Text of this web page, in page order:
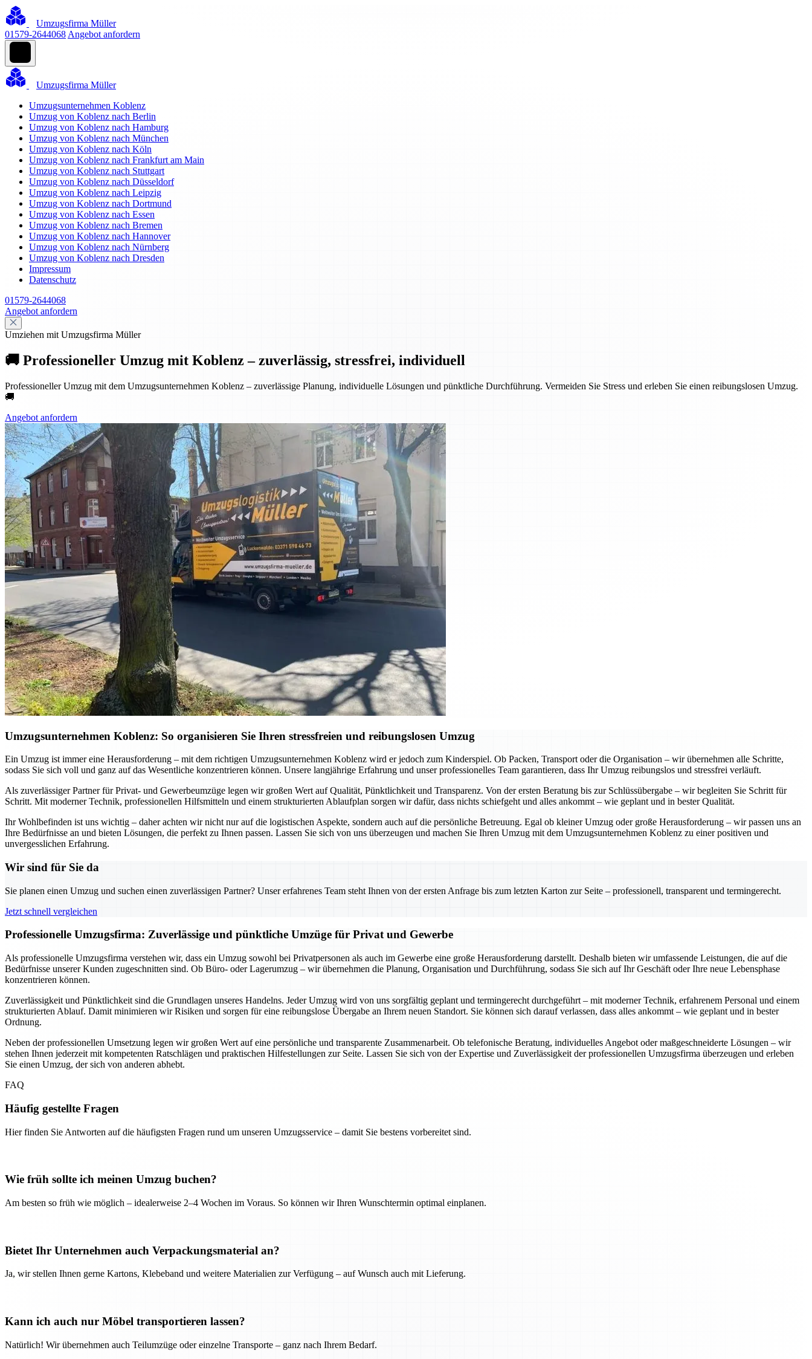
Umzugsfirma Müller
01579-2644068 Angebot anfordern
Umzugsfirma Müller
Umzugsunternehmen Koblenz
Umzug von Koblenz nach Berlin
Umzug von Koblenz nach Hamburg
Umzug von Koblenz nach München
Umzug von Koblenz nach Köln
Umzug von Koblenz nach Frankfurt am Main
Umzug von Koblenz nach Stuttgart
Umzug von Koblenz nach Düsseldorf
Umzug von Koblenz nach Leipzig
Umzug von Koblenz nach Dortmund
Umzug von Koblenz nach Essen
Umzug von Koblenz nach Bremen
Umzug von Koblenz nach Hannover
Umzug von Koblenz nach Nürnberg
Umzug von Koblenz nach Dresden
Impressum
Datenschutz
01579-2644068
Angebot anfordern
Umziehen mit Umzugsfirma Müller
🚚 Professioneller Umzug mit Koblenz – zuverlässig, stressfrei, individuell
Professioneller Umzug mit dem Umzugsunternehmen Koblenz – zuverlässige Planung, individuelle Lösungen und pünktliche Durchführung. Vermeiden Sie Stress und erleben Sie einen reibungslosen Umzug.
🚚
Angebot anfordern
Umzugsunternehmen Koblenz: So organisieren Sie Ihren stressfreien und reibungslosen Umzug
Ein Umzug ist immer eine Herausforderung – mit dem richtigen Umzugsunternehmen Koblenz wird er jedoch zum Kinderspiel. Ob Packen, Transport oder die Organisation – wir übernehmen alle Schritte,
sodass Sie sich voll und ganz auf das Wesentliche konzentrieren können. Unsere langjährige Erfahrung und unser professionelles Team garantieren, dass Ihr Umzug reibungslos und stressfrei verläuft.
Als zuverlässiger Partner für Privat- und Gewerbeumzüge legen wir großen Wert auf Qualität, Pünktlichkeit und Transparenz. Von der ersten Beratung bis zur Schlüssübergabe – wir begleiten Sie Schritt für
Schritt. Mit moderner Technik, professionellen Hilfsmitteln und einem strukturierten Ablaufplan sorgen wir dafür, dass nichts schiefgeht und alles ankommt – wie geplant und in bester Qualität.
Ihr Wohlbefinden ist uns wichtig – daher achten wir nicht nur auf die logistischen Aspekte, sondern auch auf die persönliche Betreuung. Egal ob kleiner Umzug oder große Herausforderung – wir passen uns an
Ihre Bedürfnisse an und bieten Lösungen, die perfekt zu Ihnen passen. Lassen Sie sich von uns überzeugen und machen Sie Ihren Umzug mit dem Umzugsunternehmen Koblenz zu einer positiven und
unvergesslichen Erfahrung.
Wir sind für Sie da
Sie planen einen Umzug und suchen einen zuverlässigen Partner? Unser erfahrenes Team steht Ihnen von der ersten Anfrage bis zum letzten Karton zur Seite – professionell, transparent und termingerecht.
Jetzt schnell vergleichen
Professionelle Umzugsfirma: Zuverlässige und pünktliche Umzüge für Privat und Gewerbe
Als professionelle Umzugsfirma verstehen wir, dass ein Umzug sowohl bei Privatpersonen als auch im Gewerbe eine große Herausforderung darstellt. Deshalb bieten wir umfassende Leistungen, die auf die
Bedürfnisse unserer Kunden zugeschnitten sind. Ob Büro- oder Lagerumzug – wir übernehmen die Planung, Organisation und Durchführung, sodass Sie sich auf Ihr Geschäft oder Ihre neue Lebensphase
konzentrieren können.
Zuverlässigkeit und Pünktlichkeit sind die Grundlagen unseres Handelns. Jeder Umzug wird von uns sorgfältig geplant und termingerecht durchgeführt – mit moderner Technik, erfahrenem Personal und einem
strukturierten Ablauf. Damit minimieren wir Risiken und sorgen für eine reibungslose Übergabe an Ihrem neuen Standort. Sie können sich darauf verlassen, dass alles ankommt – wie geplant und in bester
Ordnung.
Neben der professionellen Umsetzung legen wir großen Wert auf eine persönliche und transparente Zusammenarbeit. Ob telefonische Beratung, individuelles Angebot oder maßgeschneiderte Lösungen – wir
stehen Ihnen jederzeit mit kompetenten Ratschlägen und praktischen Hilfestellungen zur Seite. Lassen Sie sich von der Expertise und Zuverlässigkeit der professionellen Umzugsfirma überzeugen und erleben
Sie einen Umzug, der sich von anderen abhebt.
FAQ
Häufig gestellte Fragen
Hier finden Sie Antworten auf die häufigsten Fragen rund um unseren Umzugsservice – damit Sie bestens vorbereitet sind.
Wie früh sollte ich meinen Umzug buchen?
Am besten so früh wie möglich – idealerweise 2–4 Wochen im Voraus. So können wir Ihren Wunschtermin optimal einplanen.
Bietet Ihr Unternehmen auch Verpackungsmaterial an?
Ja, wir stellen Ihnen gerne Kartons, Klebeband und weitere Materialien zur Verfügung – auf Wunsch auch mit Lieferung.
Kann ich auch nur Möbel transportieren lassen?
Natürlich! Wir übernehmen auch Teilumzüge oder einzelne Transporte – ganz nach Ihrem Bedarf.